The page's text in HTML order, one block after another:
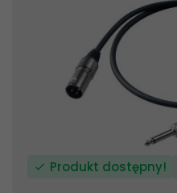
Produkt dostępny!